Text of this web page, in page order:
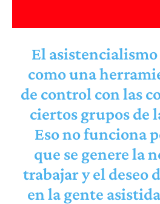
El asistencialismo
como una
de control con las
ciertos grupos de
Eso no funciona
que se genere la
trabajar y el deseo
en la gente